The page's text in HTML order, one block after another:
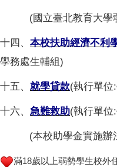
(國立臺北教育大學弱
十四、 本校扶助經濟不利
學務處生輔組)
十五、 就學貸款(執行單位
十六、 急難救助(執行單位
(本校助學金實施辦法
滿18歲以上弱勢學生校外